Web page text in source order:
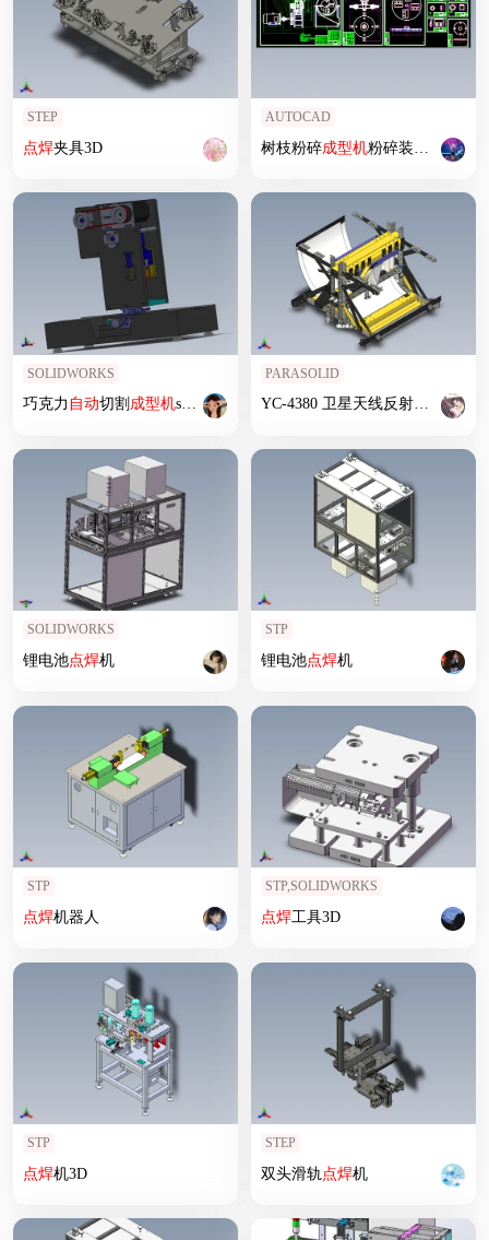
STEP
点焊夹具3D
AUTOCAD
树枝粉碎成型机粉碎装置的 设计
SOLIDWORKS
巧克力 自动切割 成型机sw17可编辑
PARASOLID
YC-4380 卫星天线反射面 自动成
SOLIDWORKS
锂电池点焊机
STP
锂电池点焊机
STP
点焊机器人
STP,SOLIDWORKS
点焊工具3D
STP
点焊机3D
STEP
双头滑轨 点焊机